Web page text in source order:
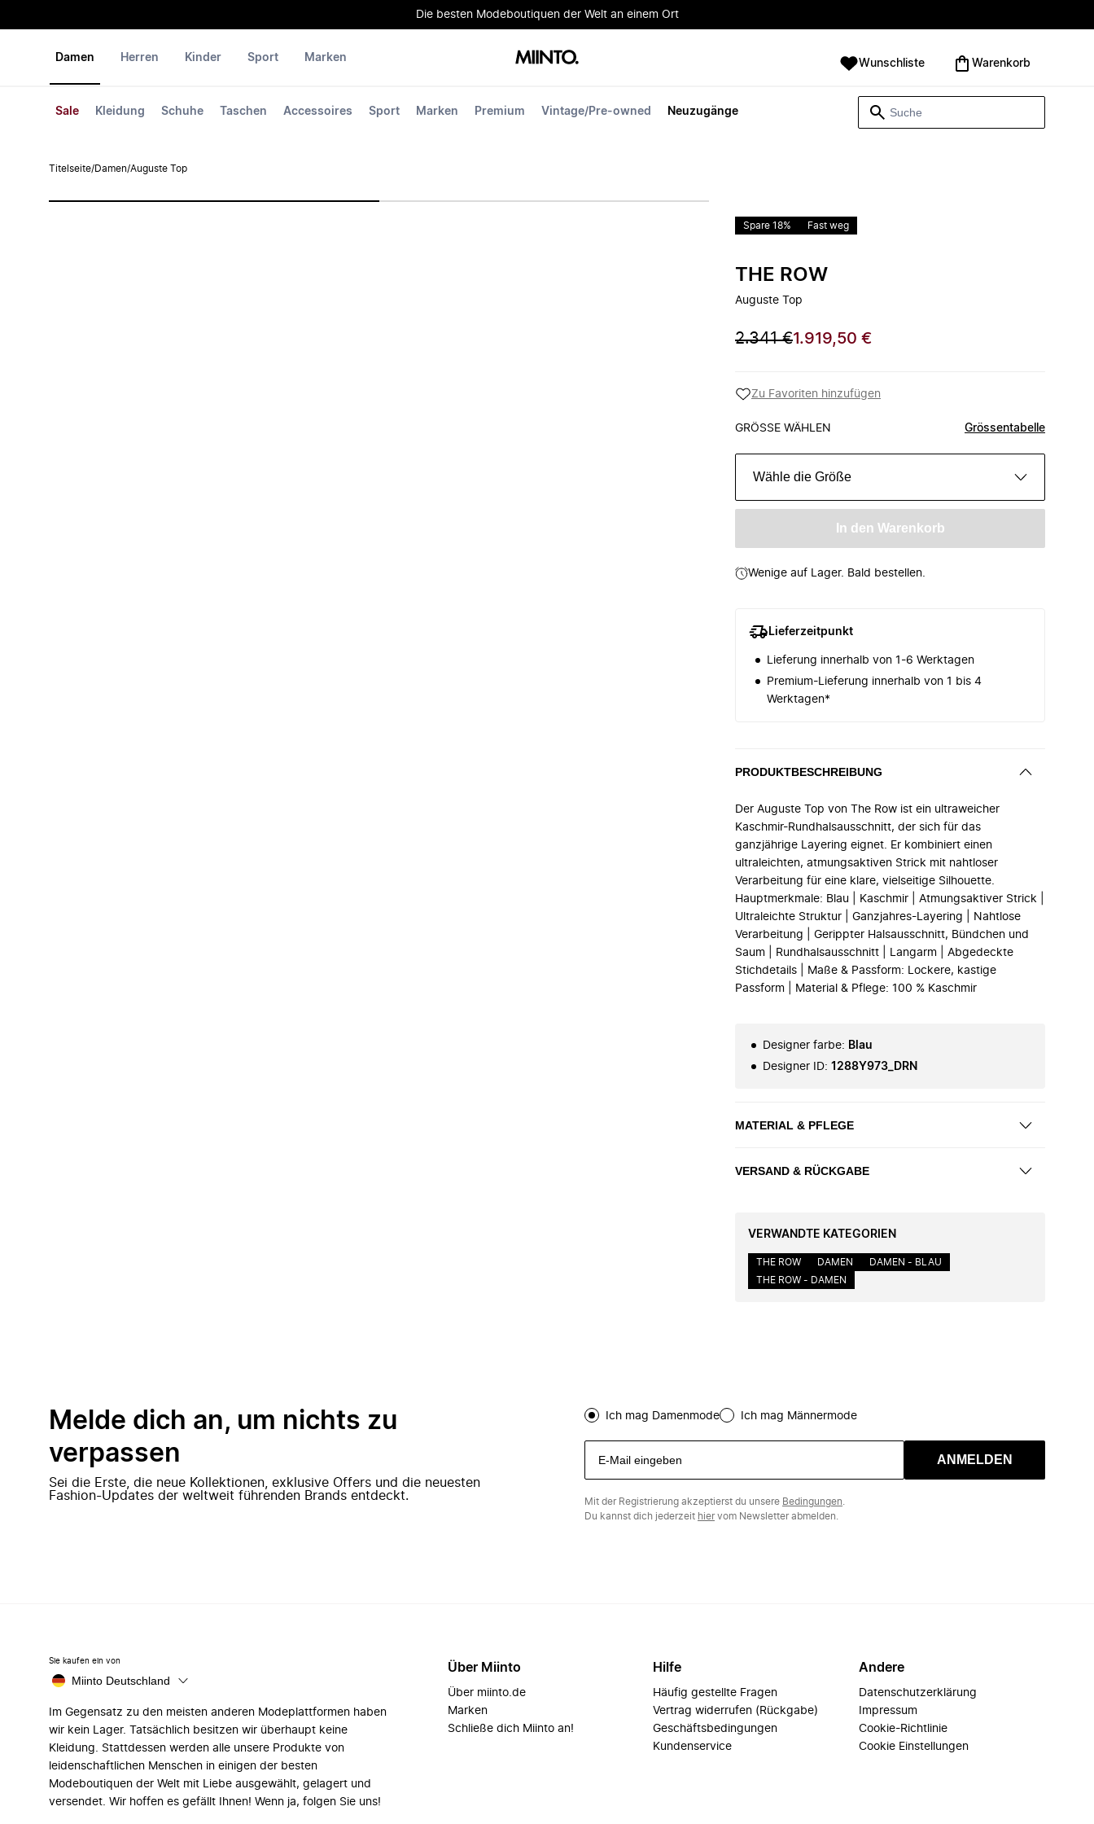
Die besten Modeboutiquen der Welt an einem Ort
Damen
Sale Kleidung Schuhe Taschen Accessoires Sport Marken Premium Vintage/Pre-owned Neuzugänge
Herren Kinder Sport Marken Wunschliste Warenkorb
Titelseite/Damen/Auguste Top
Spare 18% Fast weg
THE ROW
Auguste Top
2.341 €1.919,50 €
Zu Favoriten hinzufügen
GRÖSSE WÄHLEN Grössentabelle
Wähle die Größe
In den Warenkorb
Wenige auf Lager. Bald bestellen.
Lieferzeitpunkt
Lieferung innerhalb von 1-6 Werktagen
Premium-Lieferung innerhalb von 1 bis 4
Werktagen*
PRODUKTBESCHREIBUNG
Der Auguste Top von The Row ist ein ultraweicher
Kaschmir-Rundhalsausschnitt, der sich für das
ganzjährige Layering eignet. Er kombiniert einen
ultraleichten, atmungsaktiven Strick mit nahtloser
Verarbeitung für eine klare, vielseitige Silhouette.
Hauptmerkmale: Blau | Kaschmir | Atmungsaktiver Strick |
Ultraleichte Struktur | Ganzjahres-Layering | Nahtlose
Verarbeitung | Gerippter Halsausschnitt, Bündchen und
Saum | Rundhalsausschnitt | Langarm | Abgedeckte
Stichdetails | Maße & Passform: Lockere, kastige
Passform | Material & Pflege: 100 % Kaschmir
Designer farbe: Blau
Designer ID: 1288Y973_DRN
MATERIAL & PFLEGE
VERSAND & RÜCKGABE
VERWANDTE KATEGORIEN
THE ROW DAMEN
DAMEN - BLAU
THE ROW - DAMEN
Melde dich an, um nichts zu
verpassen
Sei die Erste, die neue Kollektionen, exklusive Offers und die neuesten
Fashion-Updates der weltweit führenden Brands entdeckt.
Ich mag Damenmode Ich mag Männermode
ANMELDEN
Mit der Registrierung akzeptierst du unsere Bedingungen
Du kannst dich jederzeit hiervom Newsletter abmelden.
Sie kaufen ein von
Miinto Deutschland
Im Gegensatz zu den meisten anderen Modeplattformen haben
wir kein Lager. Tatsächlich besitzen wir überhaupt keine
Kleidung. Stattdessen werden alle unsere Produkte von
leidenschaftlichen Menschen in einigen der besten
Modeboutiquen der Welt mit Liebe ausgewählt, gelagert und
versendet. Wir hoffen es gefällt Ihnen! Wenn ja, folgen Sie uns!
Über Miinto
Über miinto.de
Marken
Schließe dich Miinto an!
Hilfe
Häufig gestellte Fragen
Vertrag widerrufen (Rückgabe)
Geschäftsbedingungen
Kundenservice
Andere
Datenschutzerklärung
Impressum
Cookie-Richtlinie
Cookie Einstellungen